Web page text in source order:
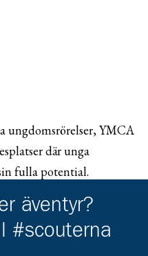
ungdomsrörelser, YMCA
där unga
fulla potential.
I Sverige samlar
50 000 medlemmar.
äventyr?
#scouterna